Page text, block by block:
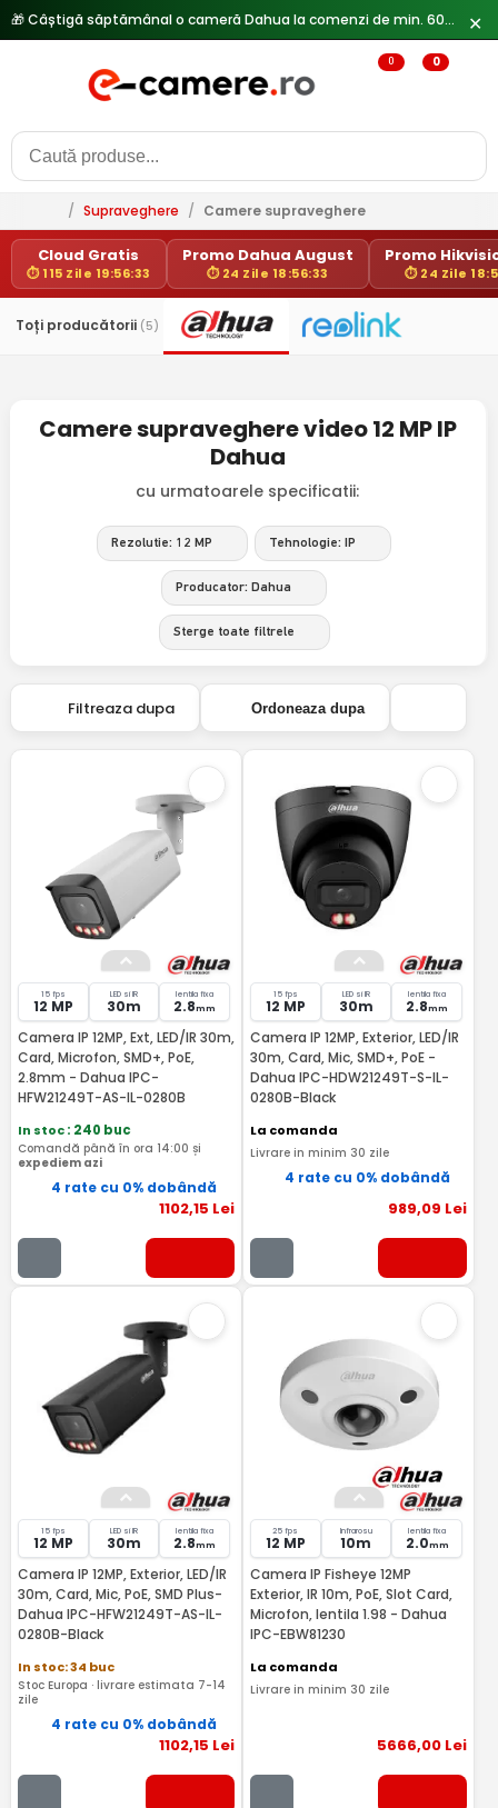
🎁 Câștigă săptămânal o cameră Dahua la comenzi de min. 600 lei — ✕
0 0
/ Supraveghere / Camere supraveghere
Cloud Gratis
⏱ 115 Zile 19:56:33
Promo Dahua August
⏱ 24 Zile 18:56:33
Promo
⏱ 24 Zile
Toți producătorii (5)
Camere supraveghere video 12 MP IP
Dahua
cu urmatoarele specificatii:
Rezolutie: 12 MP Tehnologie: IP
Producator: Dahua
Sterge toate filtrele
Filtreaza dupa Ordoneaza dupa
15 fps
12 MP
LED si IR
30m
lentila fixa
2.8mm
Camera IP 12MP, Ext, LED/IR 30m,
Card, Microfon, SMD+, PoE,
2.8mm - Dahua IPC-
HFW21249T-AS-IL-0280B
In stoc: 240 buc
Comandă până în ora 14:00 și
expediem azi
4 rate cu 0% dobândă
1102,15 Lei
15 fps
12 MP
LED si IR
30m
lentila fixa
2.8mm
Camera IP 12MP, Exterior, LED/IR
30m, Card, Mic, SMD+, PoE -
Dahua IPC-HDW21249T-S-IL-
0280B-Black
La comanda
Livrare in minim 30 zile
4 rate cu 0% dobândă
989,09 Lei
15 fps
12 MP
LED si IR
30m
lentila fixa
2.8mm
Camera IP 12MP, Exterior, LED/IR
30m, Card, Mic, PoE, SMD Plus-
Dahua IPC-HFW21249T-AS-IL-
0280B-Black
In stoc: 34 buc
Stoc Europa · livrare estimata 7-14
zile
4 rate cu 0% dobândă
1102,15 Lei
25 fps
12 MP
Infrarosu
10m
lentila fixa
2.0mm
Camera IP Fisheye 12MP
Exterior, IR 10m, PoE, Slot Card,
Microfon, lentila 1.98 - Dahua
IPC-EBW81230
La comanda
Livrare in minim 30 zile
5666,00 Lei